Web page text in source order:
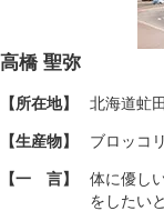
高橋 聖弥
【所在地】 北海道虻
【生産物】 ブロッコ
【一 言】
体に優し
をしたい